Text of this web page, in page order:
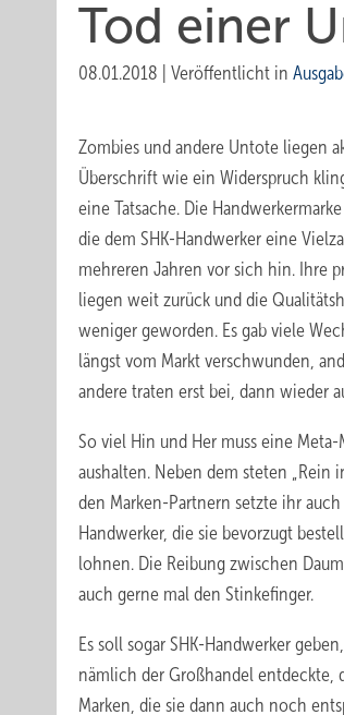
Tod einer
08.01.2018 Veröffentlicht in
Zombies und andere Untote liegen
Überschrift wie ein Widerspruch
eine Tatsache. Die
die dem SHK-Handwerker eine
mehreren Jahren vor sich hin. Ihre
liegen weit zurück und die
weniger geworden. Es gab viele
längst vom Markt verschwunden,
andere traten erst bei, dann wieder
So viel Hin und Her muss eine
aushalten. Neben dem steten „Rein
den Marken-Partnern setzte ihr
Handwerker, die sie bevorzugt
lohnen. Die Reibung zwischen
auch gerne mal den Stinkefinger.
Es soll sogar SHK-Handwerker
nämlich der Großhandel entdeckte,
Marken, die sie dann auch noch